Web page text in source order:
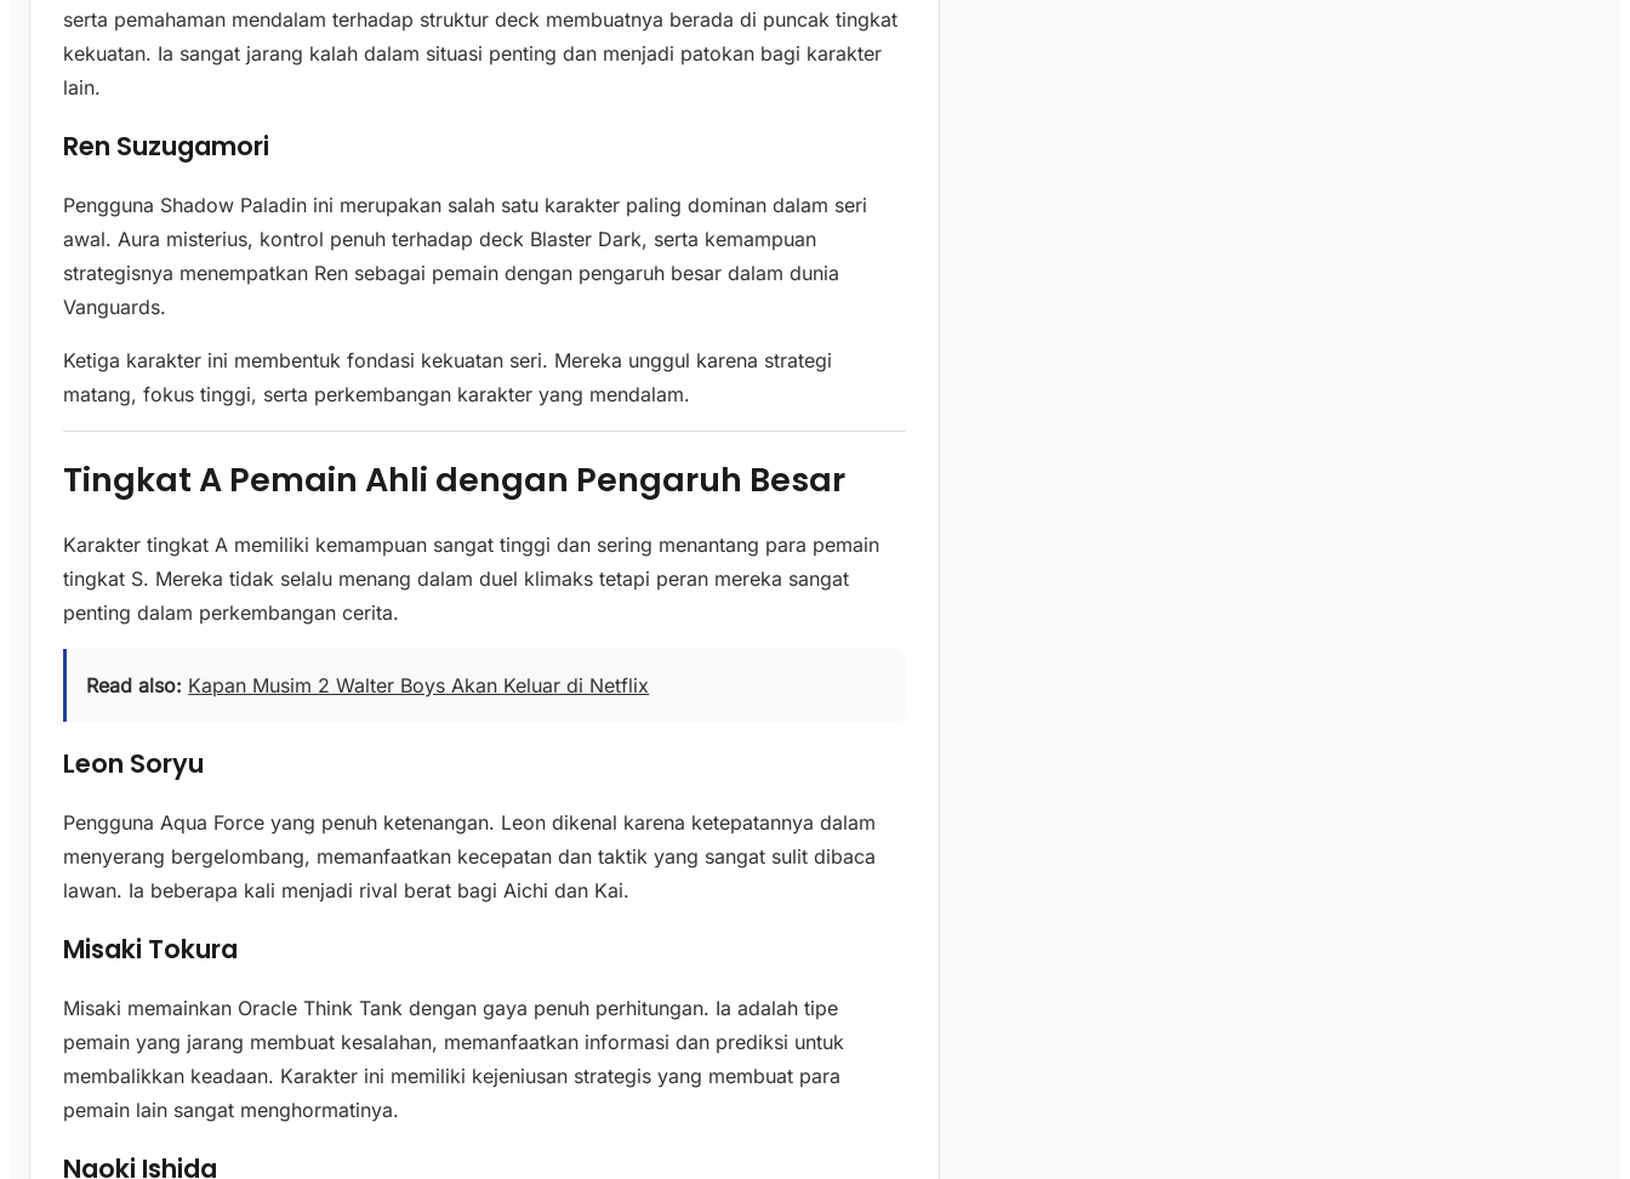
serta pemahaman mendalam terhadap struktur deck membuatnya berada di puncak tingkat
kekuatan. Ia sangat jarang kalah dalam situasi penting dan menjadi patokan bagi karakter
lain.
Ren Suzugamori
Pengguna Shadow Paladin ini merupakan salah satu karakter paling dominan dalam seri
awal. Aura misterius, kontrol penuh terhadap deck Blaster Dark, serta kemampuan
strategisnya menempatkan Ren sebagai pemain dengan pengaruh besar dalam dunia
Vanguards.
Ketiga karakter ini membentuk fondasi kekuatan seri. Mereka unggul karena strategi
matang, fokus tinggi, serta perkembangan karakter yang mendalam.
Tingkat A Pemain Ahli dengan Pengaruh Besar
Karakter tingkat A memiliki kemampuan sangat tinggi dan sering menantang para pemain
tingkat S. Mereka tidak selalu menang dalam duel klimaks tetapi peran mereka sangat
penting dalam perkembangan cerita.
Read also: Kapan Musim 2 Walter Boys Akan Keluar di Netflix
Leon Soryu
Pengguna Aqua Force yang penuh ketenangan. Leon dikenal karena ketepatannya dalam
menyerang bergelombang, memanfaatkan kecepatan dan taktik yang sangat sulit dibaca
lawan. Ia beberapa kali menjadi rival berat bagi Aichi dan Kai.
Misaki Tokura
Misaki memainkan Oracle Think Tank dengan gaya penuh perhitungan. Ia adalah tipe
pemain yang jarang membuat kesalahan, memanfaatkan informasi dan prediksi untuk
membalikkan keadaan. Karakter ini memiliki kejeniusan strategis yang membuat para
pemain lain sangat menghormatinya.
Naoki Ishida